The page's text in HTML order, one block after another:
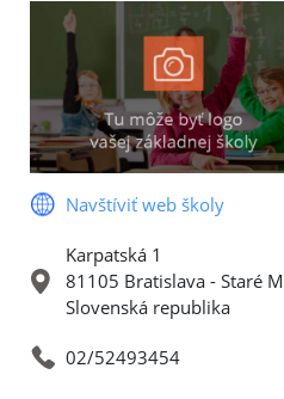
Navštíviť web školy
Karpatská 1
81105 Bratislava - Staré
Slovenská republika
02/52493454